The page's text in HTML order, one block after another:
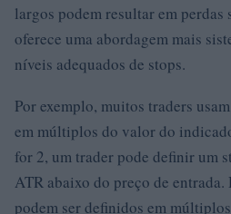
largos podem resultar em
oferece uma abordagem mais
níveis adequados de stops.
Por exemplo, muitos traders
em múltiplos do valor do
for 2, um trader pode definir um
ATR abaixo do preço de entrada.
podem ser definidos em